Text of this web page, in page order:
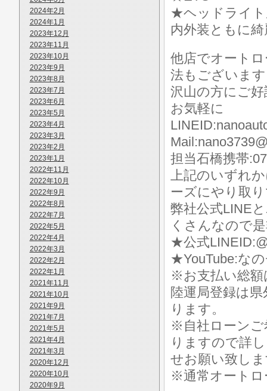
2024年2月
2024年1月
2023年12月
2023年11月
2023年10月
2023年9月
2023年8月
2023年7月
2023年6月
2023年5月
2023年4月
2023年3月
2023年2月
2023年1月
2022年11月
2022年10月
2022年9月
2022年8月
2022年7月
2022年5月
2022年4月
2022年3月
2022年2月
2022年1月
2021年11月
2021年10月
2021年9月
2021年7月
2021年5月
2021年4月
2021年3月
2020年12月
2020年10月
2020年9月
★ヘッドライ
内外装ともに
他店でオート
法もございま
沢山の方にご
お気軽に
担当石橋携帯
上記のいずれ
ーズにやり取
弊社公式LINE
くさんなので
★公式
★YouTube:な
※お支払い総額
陸運局登録は
ります。
※自社ローンご
りますので詳
せお願い致し
※通常オートロ